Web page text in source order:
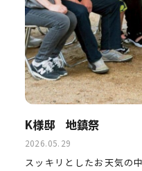
K様邸 地鎮祭
2026.05.29
スッキリとしたお天気の